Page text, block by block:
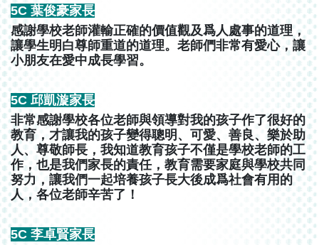
5C 葉俊豪家長
感謝學校老師灌輸正確的價值觀及爲人處事的道理，
讓學生明白尊師重道的道理。老師們非常有愛心，讓
小朋友在愛中成長學習。
5C 邱凱漩家長
非常感謝學校各位老師與領導對我的孩子作了很好的
教育，才讓我的孩子變得聰明、可愛、善良、樂於助
人、尊敬師長，我知道教育孩子不僅是學校老師的工
作，也是我們家長的責任，教育需要家庭與學校共同
努力，讓我們一起培養孩子長大後成爲社會有用的
人，各位老師辛苦了！
5C 李卓賢家長